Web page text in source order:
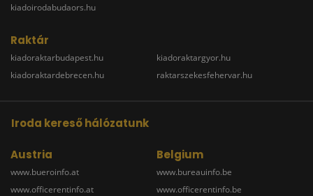
kiadoirodabudaors.hu
Raktár
kiadoraktarbudapest.hu
kiadoraktardebrecen.hu
kiadoraktargyor.hu
raktarszekesfehervar.hu
Iroda kereső hálózatunk
Austria
www.bueroinfo.at
www.officerentinfo.at
Belgium
www.bureauinfo.be
www.officerentinfo.be